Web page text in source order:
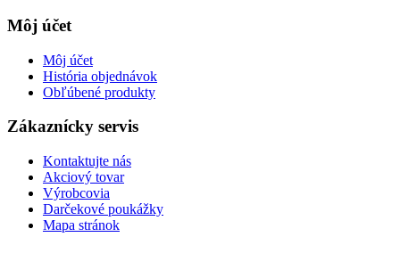
Môj účet
Môj účet
História objednávok
Obľúbené produkty
Zákaznícky servis
Kontaktujte nás
Akciový tovar
Výrobcovia
Darčekové poukážky
Mapa stránok